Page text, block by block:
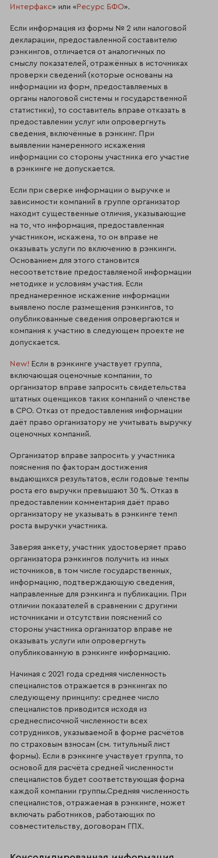
Интерфакс» или «Ресурс БФО».
Если информация из формы № 2 или налоговой
декларации, предоставленной составителю
рэнкингов, отличается от аналогичных по
смыслу показателей, отражённых в источниках
проверки сведений (которые основаны на
информации из форм, предоставляемых в
органы налоговой системы и государственной
статистики), то составитель вправе отказать в
предоставлении услуг или опровергнуть
сведения, включённые в рэнкинг. При
выявлении намеренного искажения
информации со стороны участника его участие
в рэнкинге не допускается.
Если при сверке информации о выручке и
зависимости компаний в группе организатор
находит существенные отличия, указывающие
на то, что информация, предоставленная
участником, искажена, то он вправе не
оказывать услуги по включению в рэнкинги.
Основанием для этого становится
несоответствие предоставляемой информации
методике и условиям участия. Если
преднамеренное искажение информации
выявлено после размещения рэнкингов, то
опубликованные сведения опровергаются и
компания к участию в следующем проекте не
допускается.
New! Если в рэнкинге участвует группа,
включающая оценочные компании, то
организатор вправе запросить свидетельства
штатных оценщиков таких компаний о членстве
в СРО. Отказ от предоставления информации
даёт право организатору не учитывать выручку
оценочных компаний.
Организатор вправе запросить у участника
пояснения по факторам достижения
выдающихся результатов, если годовые темпы
роста его выручки превышают 30 %. Отказ в
предоставлении комментария даёт право
организатору не указывать в рэнкинге темп
роста выручки участника.
Заверяя анкету, участник удостоверяет право
организатора рэнкингов получить из иных
источников, в том числе государственных,
информацию, подтверждающую сведения,
направленные для рэнкинга и публикации. При
отличии показателей в сравнении с другими
источниками и отсутствии пояснений со
стороны участника организатор вправе не
оказывать услуги или опровергнуть
опубликованную в рэнкинге информацию.
Начиная с 2021 года средняя численность
специалистов отражается в рэнкингах по
следующему принципу: среднее число
специалистов приводится исходя из
среднесписочной численности всех
сотрудников, указываемой в форме расчётов
по страховым взносам (см. титульный лист
формы). Если в рэнкинге участвует группа, то
основой для расчёта средней численности
специалистов будет соответствующая форма
каждой компании группы.Средняя численность
специалистов, отражаемая в рэнкинге, может
включать работников, работающих по
совместительству, договорам ГПХ.